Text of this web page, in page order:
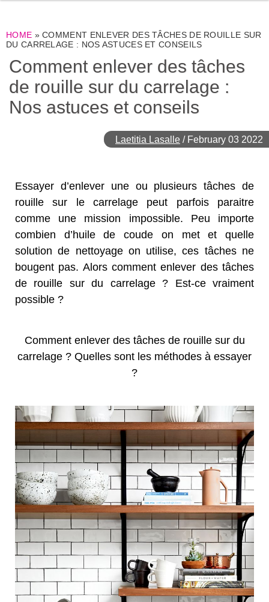
HOME »COMMENT ENLEVER DES TÂCHES DE ROUILLE SUR
DU CARRELAGE : NOS ASTUCES ET CONSEILS
Comment enlever des tâches
de rouille sur du carrelage :
Nos astuces et conseils
Laetitia Lasalle / February 03 2022
Essayer d’enlever une ou plusieurs tâches de
rouille sur le carrelage peut parfois paraitre
comme une mission impossible. Peu importe
combien d’huile de coude on met et quelle
solution de nettoyage on utilise, ces tâches ne
bougent pas. Alors comment enlever des tâches
de rouille sur du carrelage ? Est-ce vraiment
possible ?
Comment enlever des tâches de rouille sur du
carrelage ? Quelles sont les méthodes à essayer
?